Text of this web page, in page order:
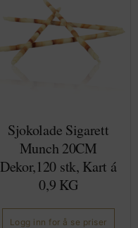
Sjokolade Sigarett
Munch 20CM
Dekor,120 stk, Kart á
0,9 KG
Logg inn for å se priser